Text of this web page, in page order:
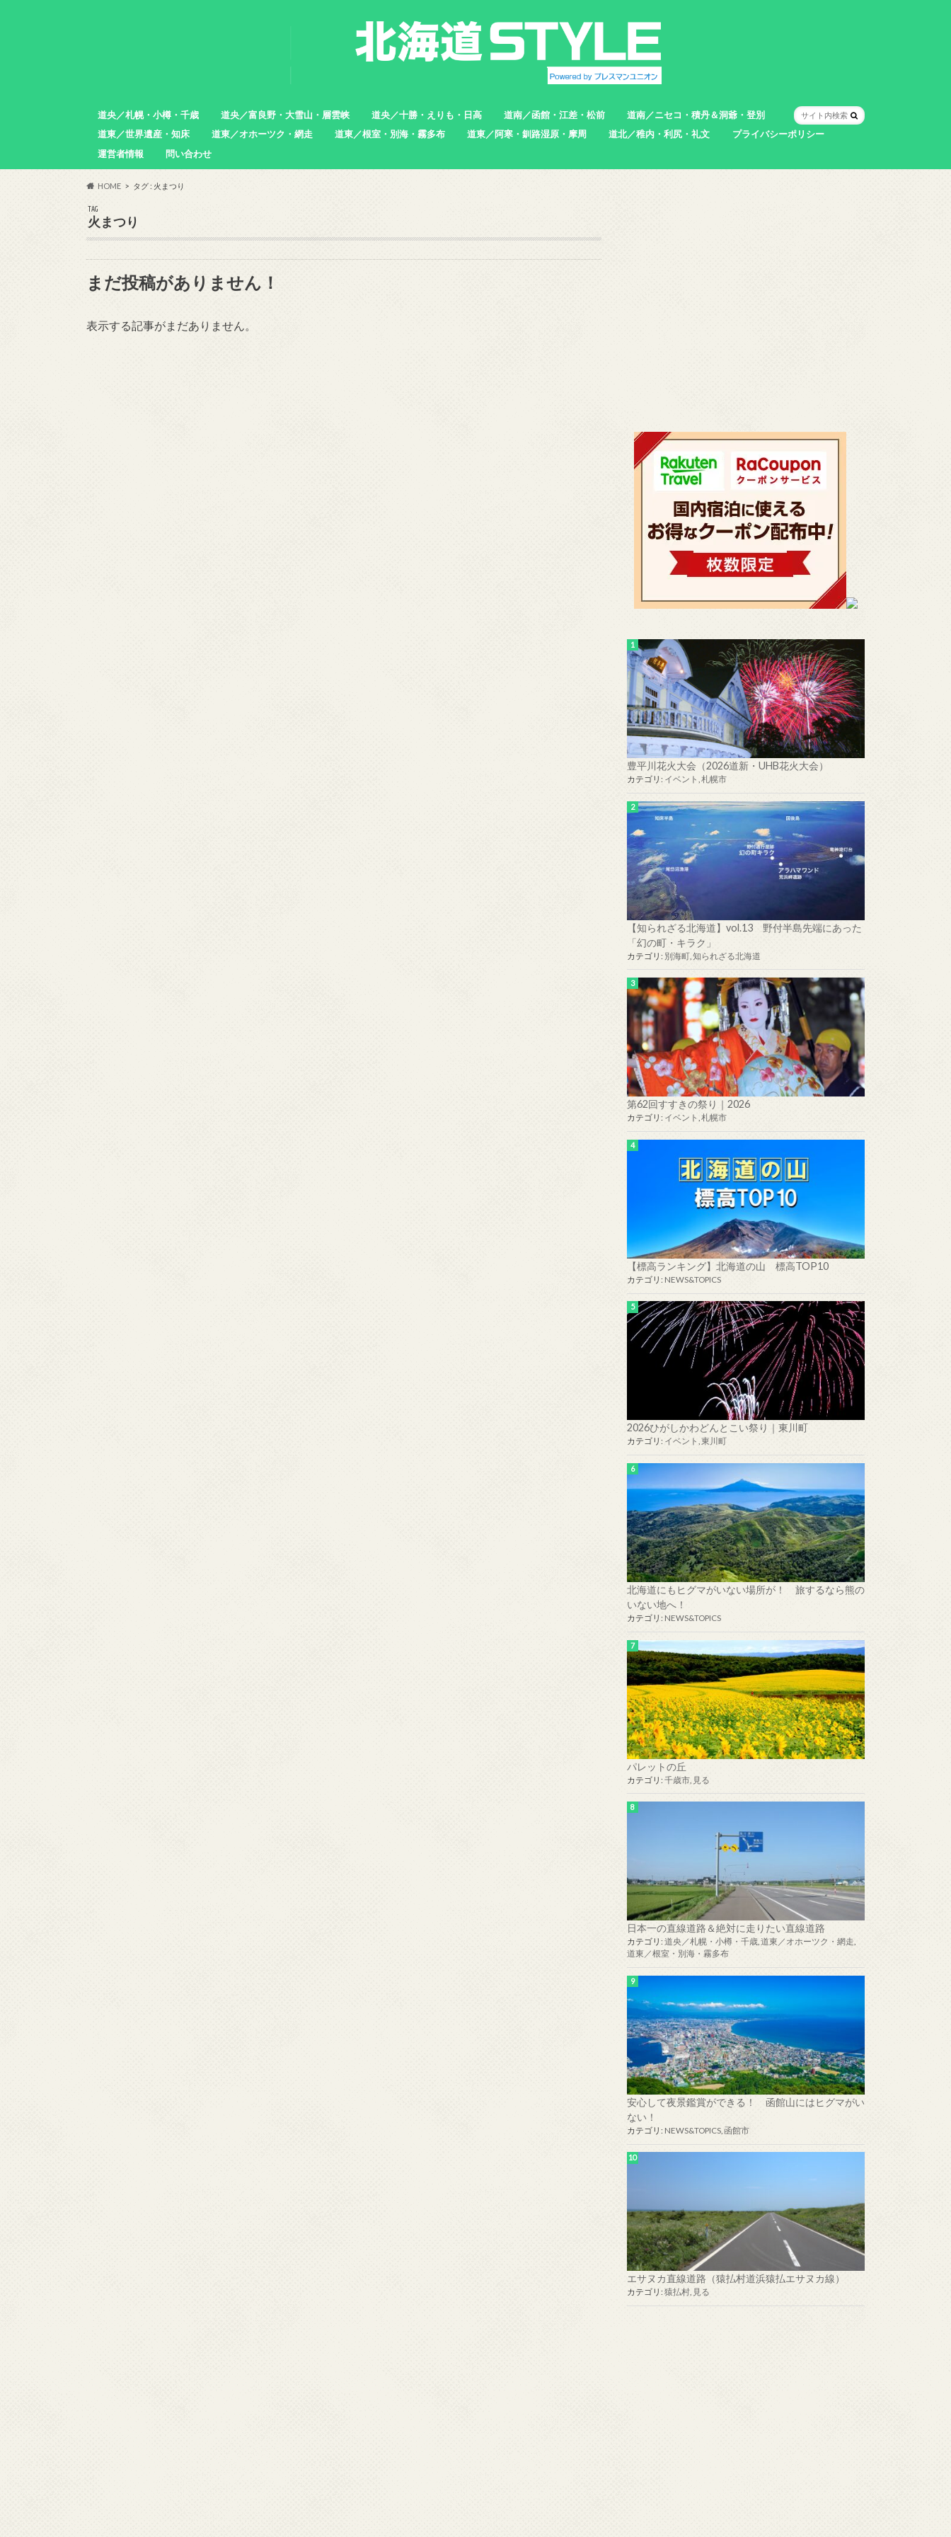
道央／札幌・小樽・千歳
札幌市
小樽市
石狩市
北広島市
恵庭市
千歳市
苫小牧市
道央／富良野・大雪山・層雲峡
中富良野町
東川町
沼田町
幌加内町
増毛町
道央／十勝・えりも・日高
帯広市
えりも町
新ひだか町
足寄町
道南／函館・江差・松前
函館市
北斗市
七飯町
松前町
江差町
上ノ国町
道南／ニセコ・積丹＆洞爺・登別
室蘭市
登別市
洞爺湖町
真狩村
共和町
壮瞥町
積丹町
神恵内村
道東／世界遺産・知床
羅臼町
斜里町
道東／オホーツク・網走 道東／根室・別海・霧多布 道東／阿寒・釧路湿原・摩周 道北／稚内・利尻・礼文
プライバシーポリシー
運営者情報
問い合わせ
HOME タグ : 火まつり
TAG
火まつり
まだ投稿がありません！
表示する記事がまだありません。
豊平川花火大会（2026道新・UHB花火大会）
カテゴリ: イベント 札幌市
【知られざる北海道】vol.13 野付半島先端にあった
「幻の町・キラク」
カテゴリ: 別海町 知られざる北海道
第62回すすきの祭り｜2026
カテゴリ: イベント 札幌市
【標高ランキング】北海道の山 標高TOP10
カテゴリ: NEWS&TOPICS
2026ひがしかわどんとこい祭り｜東川町
カテゴリ: イベント 東川町
北海道にもヒグマがいない場所が！ 旅するなら熊の
いない地へ！
カテゴリ: NEWS&TOPICS
パレットの丘
カテゴリ: 千歳市 見る
日本一の直線道路＆絶対に走りたい直線道路
カテゴリ: 道央／札幌・小樽・千歳 道東／オホーツク・網走
道東／根室・別海・霧多布
安心して夜景鑑賞ができる！ 函館山にはヒグマがい
ない！
カテゴリ: NEWS&TOPICS 函館市
エサヌカ直線道路（猿払村道浜猿払エサヌカ線）
カテゴリ: 猿払村 見る